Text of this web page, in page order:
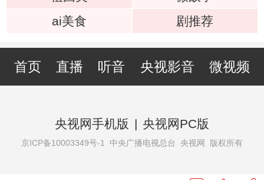
ai美食
剧推荐
首页 直播 听音 央视影音 微视频
央视网手机版 | 央视网PC版
京ICP备10003349号-1 中央广播电视总台 央视网 版权所有